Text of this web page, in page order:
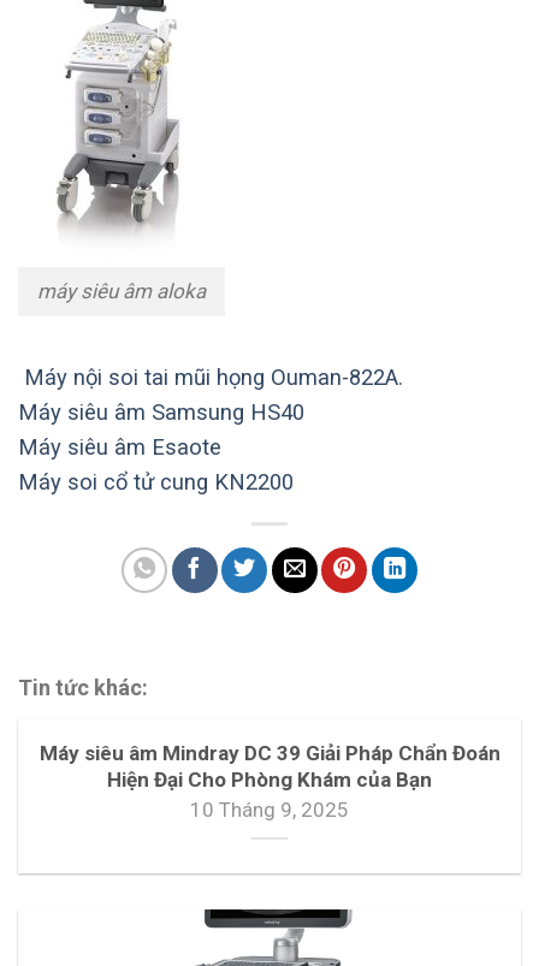
máy siêu âm aloka
Máy nội soi tai mũi họng Ouman-822A.
Máy siêu âm Samsung HS40
Máy siêu âm Esaote
Máy soi cổ tử cung KN2200
Tin tức khác:
Máy siêu âm Mindray DC 39 Giải Pháp Chẩn Đoán
Hiện Đại Cho Phòng Khám của Bạn
10 Tháng 9, 2025